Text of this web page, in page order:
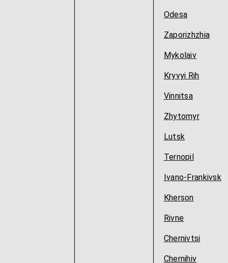
Odesa
Zaporizhzhia
Mykolaiv
Kryvyi Rih
Vinnitsa
Zhytomyr
Lutsk
Ternopil
Ivano-Frankivsk
Kherson
Rivne
Chernivtsi
Chernihiv